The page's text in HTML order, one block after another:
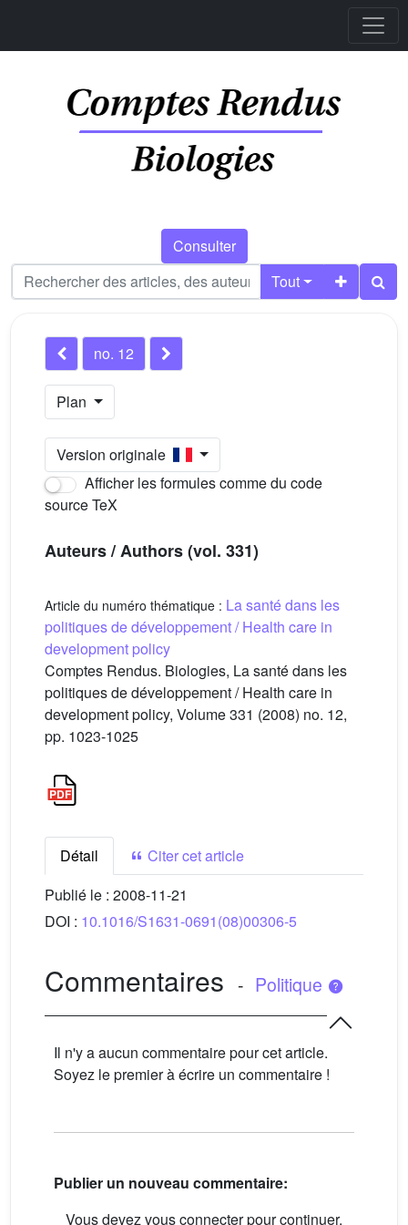
Consulter
Tout
no. 12
Plan
Version originale
Afficher les formules comme du code
source TeX
Auteurs / Authors (vol. 331)
Article du numéro thématique : La santé dans les
politiques de développement / Health care in
development policy
Comptes Rendus. Biologies, La santé dans les
politiques de développement / Health care in
development policy, Volume 331 (2008) no. 12,
pp. 1023-1025
Détail
Citer cet article
Publié le : 2008-11-21
DOI : 10.1016/S1631-0691(08)00306-5
Commentaires - Politique
Il n'y a aucun commentaire pour cet article.
Soyez le premier à écrire un commentaire !
Publier un nouveau commentaire:
Vous devez vous connecter pour continuer.